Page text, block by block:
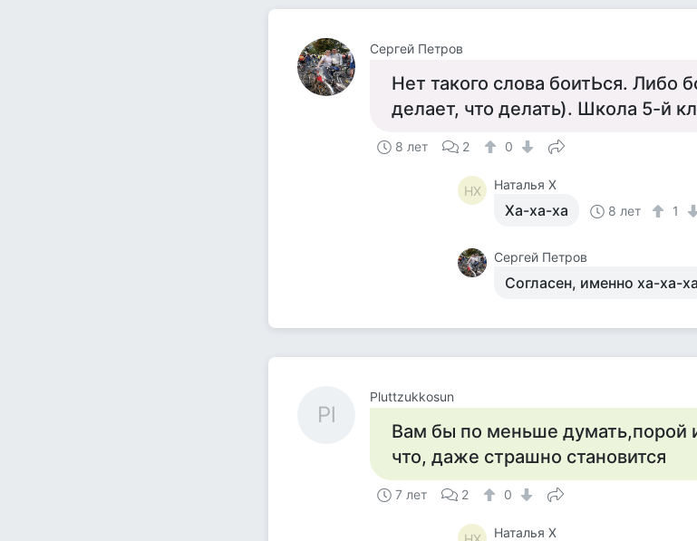
Сергей Петров
Нет такого слова боитЬся. Либо
делает, что делать). Школа 5-й
8 лет 2 0
НХ Наталья Х
Ха-ха-ха 8 лет 1
Сергей Петров
Согласен, именно ха-ха-
Pl
Pluttzukkosun
Вам бы по меньше думать,порой
что, даже страшно становится
7 лет 2 0
Наталья Х